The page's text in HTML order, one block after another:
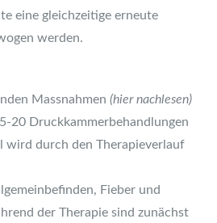
eine gleichzeitige erneute
werden.
Massnahmen (hier nachlesen)
20 Druckkammerbehandlungen
wird durch den Therapieverlauf
Fieber und
der Therapie sind zunächst